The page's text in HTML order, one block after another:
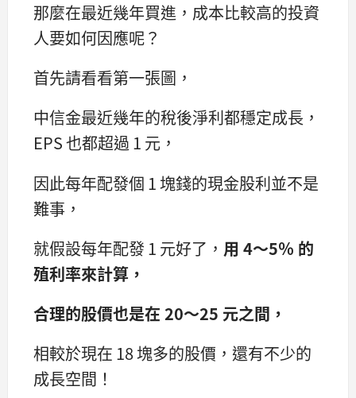
那麼在最近幾年買進，成本比較高的投資
人要如何因應呢？
首先請看看第一張圖，
中信金最近幾年的稅後淨利都穩定成長，
EPS 也都超過 1 元，
因此每年配發個 1 塊錢的現金股利並不是
難事，
就假設每年配發 1 元好了， 用 4～5％ 的
殖利率來計算，
合理的股價也是在 20～25 元之間，
相較於現在 18 塊多的股價，還有不少的
成長空間！